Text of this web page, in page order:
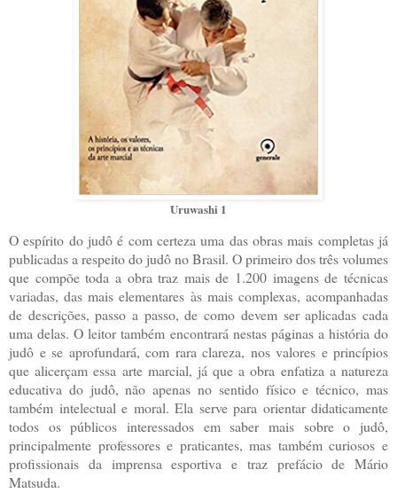
Uruwashi 1
O espírito do judô é com certeza uma das obras mais completas já
publicadas a respeito do judô no Brasil. O primeiro dos três volumes
que compõe toda a obra traz mais de 1.200 imagens de técnicas
variadas, das mais elementares às mais complexas, acompanhadas
de descrições, passo a passo, de como devem ser aplicadas cada
uma delas. O leitor também encontrará nestas páginas a história do
judô e se aprofundará, com rara clareza, nos valores e princípios
que alicerçam essa arte marcial, já que a obra enfatiza a natureza
educativa do judô, não apenas no sentido físico e técnico, mas
também intelectual e moral. Ela serve para orientar didaticamente
todos os públicos interessados em saber mais sobre o judô,
principalmente professores e praticantes, mas também curiosos e
profissionais da imprensa esportiva e traz prefácio de Mário
Matsuda.